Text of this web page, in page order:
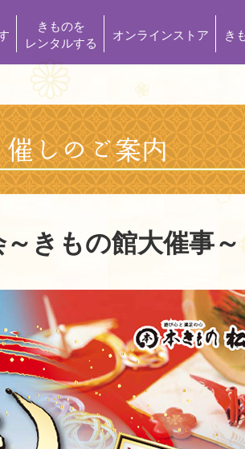
きものを
レンタルする
オンラインストア き
きもの館大催事～